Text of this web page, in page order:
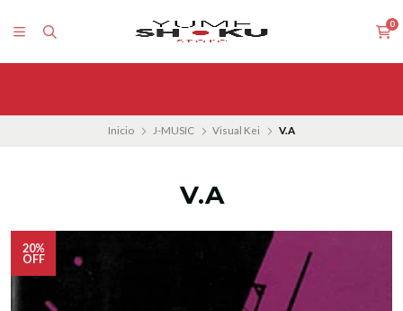
0
Inicio J-MUSIC Visual Kei V.A
V.A
20%
OFF